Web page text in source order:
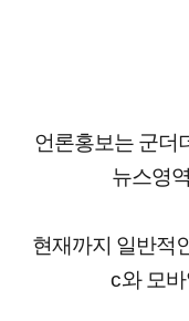
언론홍보는 군더
뉴스영
현재까지 일반적
c와 모